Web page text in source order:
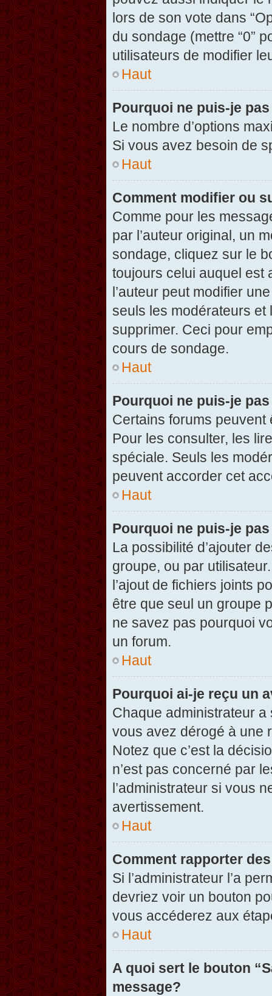
lors de son vote dans
du sondage (mettre “0”
utilisateurs de modifier
Haut
Pourquoi ne puis-je
Le nombre d’options
Si vous avez besoin de
Haut
Comment modifier ou
Comme pour les
par l’auteur original, un
sondage, cliquez sur le
toujours celui auquel est
l’auteur peut modifier
seuls les modérateurs et
supprimer. Ceci pour
cours de sondage.
Haut
Pourquoi ne puis-je
Certains forums
Pour les consulter, les
spéciale. Seuls les
peuvent accorder cet
Haut
Pourquoi ne puis-je
La possibilité d’ajouter
groupe, ou par
l’ajout de fichiers joints
être que seul un groupe
ne savez pas pourquoi
un forum.
Haut
Pourquoi ai-je reçu un
Chaque administrateur
vous avez dérogé à une
Notez que c’est la
n’est pas concerné par
l’administrateur si vous
avertissement.
Haut
Comment rapporter
Si l’administrateur l’a
devriez voir un bouton
vous accéderez aux
Haut
A quoi sert le bouton
message?